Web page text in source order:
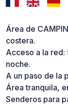
Área de
costera.
Acceso a la
noche.
A un paso de la
Área tranquila,
Senderos para